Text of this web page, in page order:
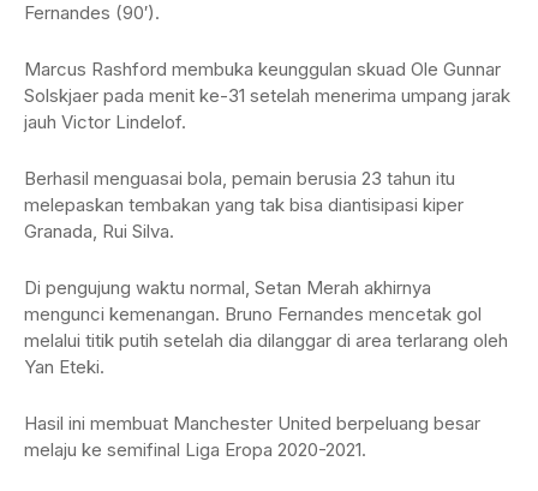
Fernandes (90′).
Marcus Rashford membuka keunggulan skuad Ole Gunnar
Solskjaer pada menit ke-31 setelah menerima umpang jarak
jauh Victor Lindelof.
Berhasil menguasai bola, pemain berusia 23 tahun itu
melepaskan tembakan yang tak bisa diantisipasi kiper
Granada, Rui Silva.
Di pengujung waktu normal, Setan Merah akhirnya
mengunci kemenangan. Bruno Fernandes mencetak gol
melalui titik putih setelah dia dilanggar di area terlarang oleh
Yan Eteki.
Hasil ini membuat Manchester United berpeluang besar
melaju ke semifinal Liga Eropa 2020-2021.